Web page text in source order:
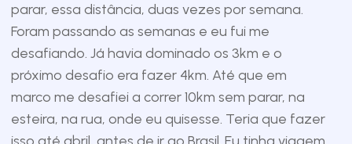
parar, essa distância, duas vezes por semana.
Foram passando as semanas e eu fui me
desafiando. Já havia dominado os 3km e o
próximo desafio era fazer 4km. Até que em
marco me desafiei a correr 10km sem parar, na
esteira, na rua, onde eu quisesse. Teria que fazer